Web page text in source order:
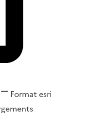
Format esri